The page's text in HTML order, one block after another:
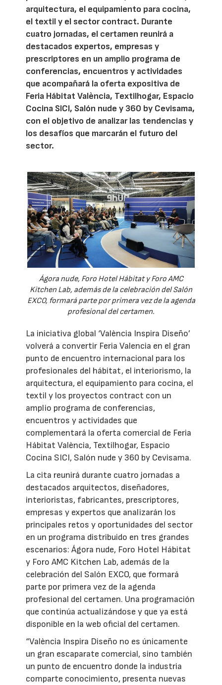
arquitectura, el equipamiento para cocina,
el textil y el sector contract. Durante
cuatro jornadas, el certamen reunirá a
destacados expertos, empresas y
prescriptores en un amplio programa de
conferencias, encuentros y actividades
que acompañará la oferta expositiva de
Feria Hábitat València, Textilhogar, Espacio
Cocina SICI, Salón nude y 360 by Cevisama,
con el objetivo de analizar las tendencias y
los desafíos que marcarán el futuro del
sector.
Ágora nude, Foro Hotel Hábitat y Foro AMC
Kitchen Lab, además de la celebración del Salón
EXCO, formará parte por primera vez de la agenda
profesional del certamen.
La iniciativa global ‘València Inspira Diseño’
volverá a convertir Feria Valencia en el gran
punto de encuentro internacional para los
profesionales del hábitat, el interiorismo, la
arquitectura, el equipamiento para cocina, el
textil y los proyectos contract con un
amplio programa de conferencias,
encuentros y actividades que
complementará la oferta comercial de Feria
Hábitat València, Textilhogar, Espacio
Cocina SICI, Salón nude y 360 by Cevisama.
La cita reunirá durante cuatro jornadas a
destacados arquitectos, diseñadores,
interioristas, fabricantes, prescriptores,
empresas y expertos que analizarán los
principales retos y oportunidades del sector
en un programa distribuido en tres grandes
escenarios: Ágora nude, Foro Hotel Hábitat
y Foro AMC Kitchen Lab, además de la
celebración del Salón EXCO, que formará
parte por primera vez de la agenda
profesional del certamen. Una programación
que continúa actualizándose y que ya está
disponible en la web oficial del certamen.
“València Inspira Diseño no es únicamente
un gran escaparate comercial, sino también
un punto de encuentro donde la industria
comparte conocimiento, presenta nuevas